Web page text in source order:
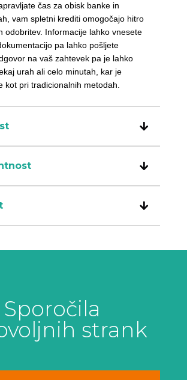
čas za obisk banke in
vam spletni krediti omogočajo hitro
odobritev. Informacije lahko vnesete
pa lahko pošljete
na vaš zahtevek pa je lahko
urah ali celo minutah, kar je
kot pri tradicionalnih metodah.
Sporočila
strank